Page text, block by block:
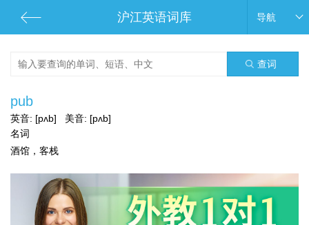
沪江英语词库 导航
查词
pub
英音: [pʌb] 美音: [pʌb]
名词
酒馆，客栈